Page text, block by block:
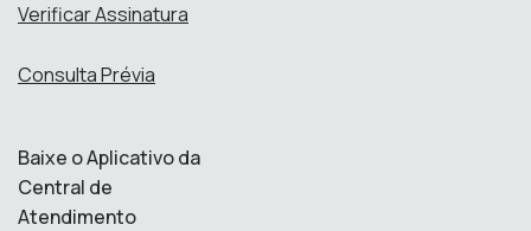
Verificar Assinatura
Consulta Prévia
Baixe o Aplicativo da
Central de
Atendimento